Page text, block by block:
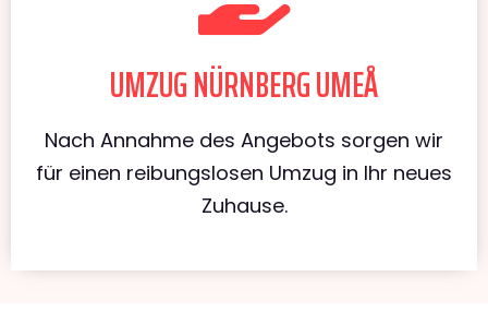
UMZUG NÜRNBERG UMEÅ
Nach Annahme des Angebots sorgen wir
für einen reibungslosen Umzug in Ihr neues
Zuhause.